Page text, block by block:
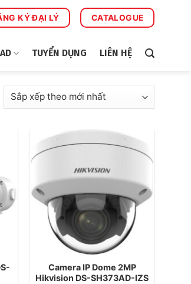
KÝ ĐẠI LÝ CATALOGUE
TUYỂN DỤNG LIÊN HỆ
Camera IP Dome 2MP
Hikvision DS-SH373AD-IZS